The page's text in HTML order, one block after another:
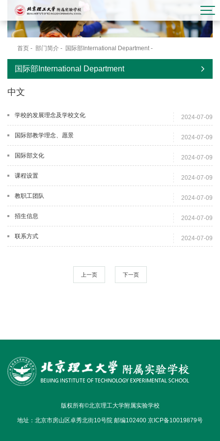
首页 - 部门简介 - 国际部International Department -
国际部International Department
中文
2024-07-09
学校的发展理念及学校文化
2024-07-09
国际部教学理念、愿景
2024-07-09
国际部文化
2024-07-09
课程设置
2024-07-09
教职工团队
2024-07-09
招生信息
2024-07-09
联系方式
上一页 下一页
版权所有©北京理工大学附属实验学校
地址：北京市房山区卓秀北街10号院 邮编102400 京ICP备10019879号